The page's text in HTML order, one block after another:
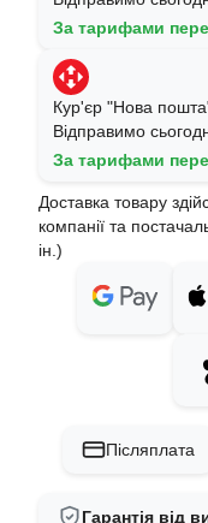
За тарифами
Кур'єр "Нова
Відправимо
За тарифами
Доставка товару
компанії та
ін.)
Післяплата
Гарантія від